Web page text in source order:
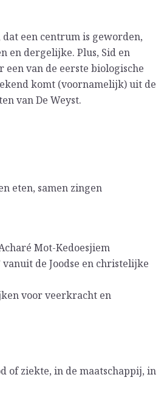
een centrum is geworden,
en dergelijke. Plus, Sid en
een van de eerste biologische
komt (voornamelijk) uit de
van De Weyst.
eten, samen zingen
Mot-Kedoesjiem
de Joodse en christelijke
voor veerkracht en
of ziekte, in de maatschappij, in